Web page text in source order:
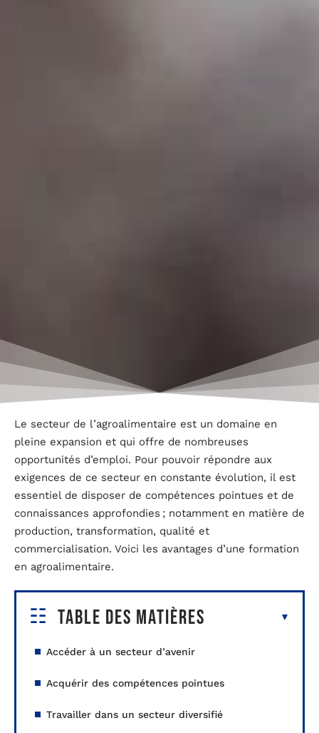
Le secteur de l’agroalimentaire est un domaine en
pleine expansion et qui offre de nombreuses
opportunités d’emploi. Pour pouvoir répondre aux
exigences de ce secteur en constante évolution, il est
essentiel de disposer de compétences pointues et de
connaissances approfondies ; notamment en matière de
production, transformation, qualité et
commercialisation. Voici les avantages d’une formation
en agroalimentaire.
Table des matières
Accéder à un secteur d’avenir
Acquérir des compétences pointues
Travailler dans un secteur diversifié